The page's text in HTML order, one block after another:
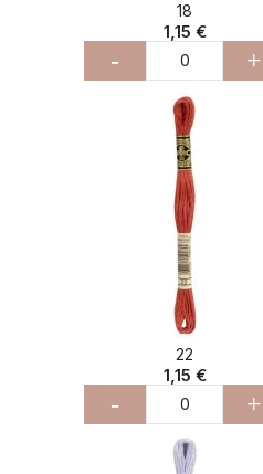
18
1,15 €
- +
22
1,15 €
- +